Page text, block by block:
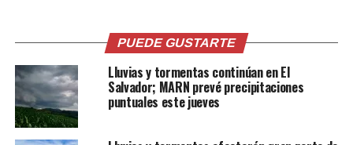
ANDA reducirá el servicio de
PUEDE GUSTARTE
Lluvias y tormentas continúan en El
Salvador; MARN prevé precipitaciones
puntuales este jueves